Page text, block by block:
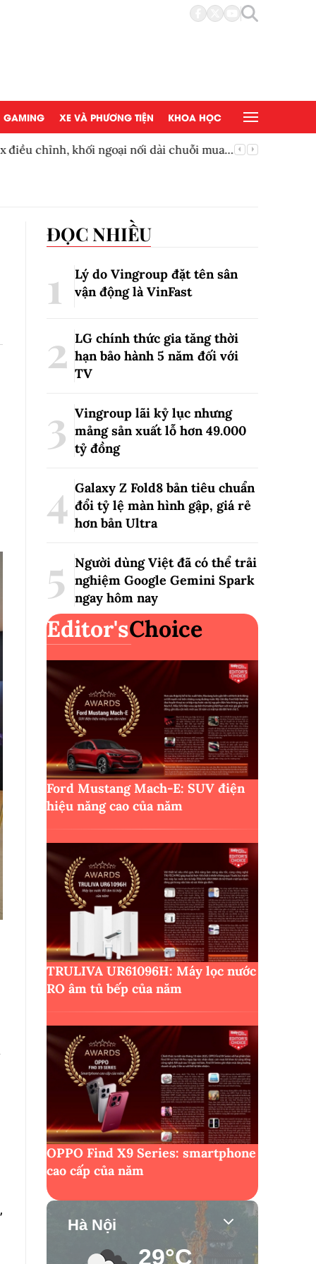
GAMING XE VÀ PHƯƠNG TIỆN KHOA HỌC
điều chỉnh, khối ngoại nối dài chuỗi mua
ĐỌC NHIỀU
Lý do Vingroup đặt tên sân
vận động là VinFast
LG chính thức gia tăng thời
hạn bảo hành 5 năm đối với
TV
Vingroup lãi kỷ lục nhưng
mảng sản xuất lỗ hơn 49.000
tỷ đồng
Galaxy Z Fold8 bản tiêu chuẩn
đổi tỷ lệ màn hình gập, giá rẻ
hơn bản Ultra
Người dùng Việt đã có thể trải
nghiệm Google Gemini Spark
ngay hôm nay
Editor'sChoice
Ford Mustang Mach-E: SUV điện
hiệu năng cao của năm
TRULIVA UR61096H: Máy lọc nước
RO âm tủ bếp của năm
OPPO Find X9 Series: smartphone
cao cấp của năm
Hà Nội
29°C